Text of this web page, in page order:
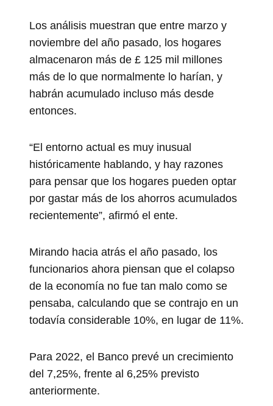
Los análisis muestran que entre marzo y
noviembre del año pasado, los hogares
almacenaron más de £ 125 mil millones
más de lo que normalmente lo harían, y
habrán acumulado incluso más desde
entonces.
“El entorno actual es muy inusual
históricamente hablando, y hay razones
para pensar que los hogares pueden optar
por gastar más de los ahorros acumulados
recientemente”, afirmó el ente.
Mirando hacia atrás el año pasado, los
funcionarios ahora piensan que el colapso
de la economía no fue tan malo como se
pensaba, calculando que se contrajo en un
todavía considerable 10%, en lugar de 11%.
Para 2022, el Banco prevé un crecimiento
del 7,25%, frente al 6,25% previsto
anteriormente.